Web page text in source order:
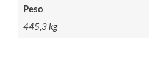
Peso
445,3 kg